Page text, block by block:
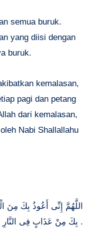
semua buruk.
yang diisi dengan
buruk.
kemalasan,
pagi dan petang
dari kemalasan,
Nabi Shallallahu
اللَّهُمَّ إِنِّى أَعُوذُ بِكَ مِنَ
بِكَ مِنْ عَذَابٍ فِى النَّارِ وَعَذَابٍ فِى الْقَبْرِ .